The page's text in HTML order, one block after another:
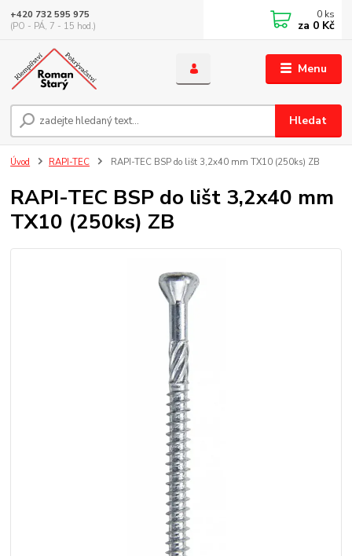
Menu
Hledat
+420 732 595 975
(PO - PÁ, 7 - 15 hod.)
0 ks
za 0 Kč
Úvod RAPI-TEC RAPI-TEC BSP do lišt 3,2x40 mm TX10 (250ks) ZB
RAPI-TEC BSP do lišt 3,2x40 mm
TX10 (250ks) ZB